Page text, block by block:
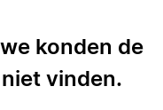
konden de
vinden.